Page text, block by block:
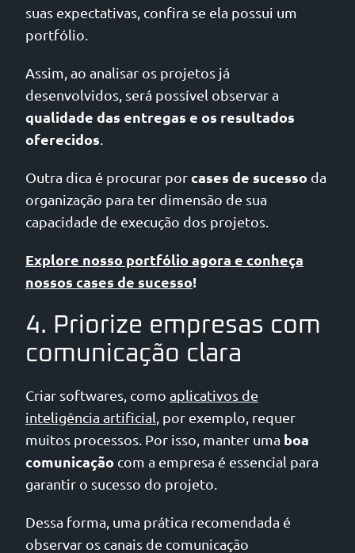
suas expectativas, confira se ela possui um
portfólio.
Assim, ao analisar os projetos já
desenvolvidos, será possível observar a
qualidade das entregas e os resultados
oferecidos.
Outra dica é procurar porcases de sucesso da
organização para ter dimensão de sua
capacidade de execução dos projetos.
Explore nosso portfólio agora e conheça
nossos cases de sucesso!
4. Priorize empresas com
comunicação clara
Criar softwares, como aplicativos de
inteligência artificial , por exemplo, requer
muitos processos. Por isso, manter uma boa
comunicação com a empresa é essencial para
garantir o sucesso do projeto.
Dessa forma, uma prática recomendada é
observar os canais de comunicação